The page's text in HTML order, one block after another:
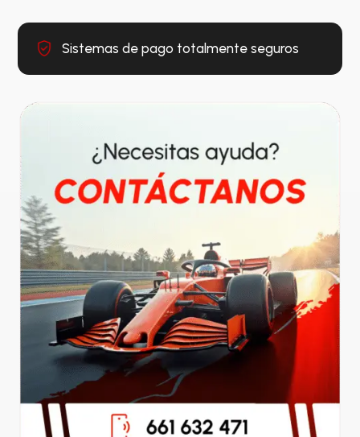
Sistemas de pago totalmente seguros